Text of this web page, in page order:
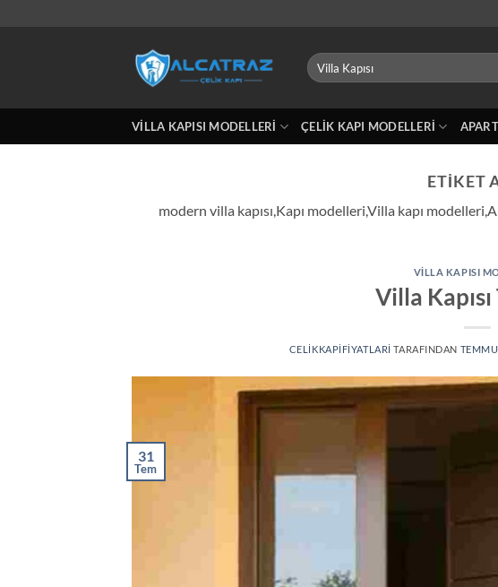
Ara:
VILLA KAPISI MODELLERI ÇELIK KAPI MODELLERI
ETIKET
modern villa kapısı,Kapı modelleri,Villa kapı
VILLA KAPISI
Villa
CELIKKAPIFIYATLARI TARAFINDAN
31
Tem